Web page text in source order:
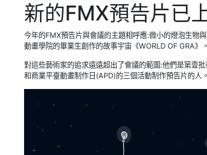
新的FMX預告片已
今年的FMX預告片與會議的主題相呼應:微小的燈泡生物
動畫學院的畢業生創作的故事宇宙《WORLD OF GRA》。
對這些藝術家的追求遠遠超出了會議的範圍:他們是第壹
和商業平臺動畫制作日(APD)的三個活動制作預告片的人。